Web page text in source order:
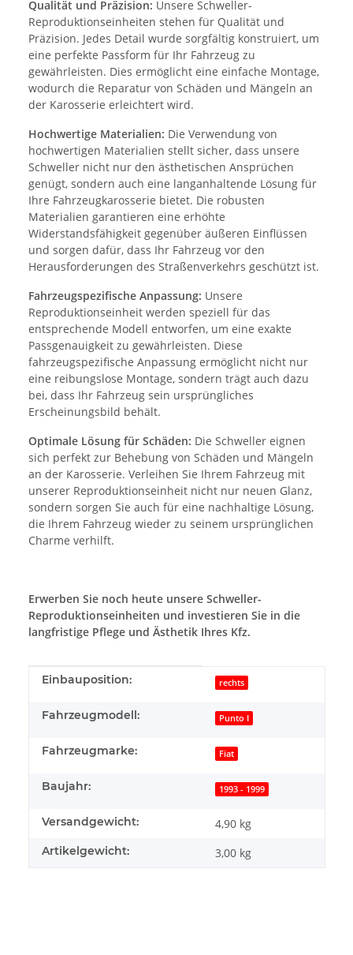
Qualität und Präzision: Unsere Schweller-
Reproduktionseinheiten stehen für Qualität und
Präzision. Jedes Detail wurde sorgfältig konstruiert, um
eine perfekte Passform für Ihr Fahrzeug zu
gewährleisten. Dies ermöglicht eine einfache Montage,
wodurch die Reparatur von Schäden und Mängeln an
der Karosserie erleichtert wird.
Hochwertige Materialien: Die Verwendung von
hochwertigen Materialien stellt sicher, dass unsere
Schweller nicht nur den ästhetischen Ansprüchen
genügt, sondern auch eine langanhaltende Lösung für
Ihre Fahrzeugkarosserie bietet. Die robusten
Materialien garantieren eine erhöhte
Widerstandsfähigkeit gegenüber äußeren Einflüssen
und sorgen dafür, dass Ihr Fahrzeug vor den
Herausforderungen des Straßenverkehrs geschützt ist.
Fahrzeugspezifische Anpassung: Unsere
Reproduktionseinheit werden speziell für das
entsprechende Modell entworfen, um eine exakte
Passgenauigkeit zu gewährleisten. Diese
fahrzeugspezifische Anpassung ermöglicht nicht nur
eine reibungslose Montage, sondern trägt auch dazu
bei, dass Ihr Fahrzeug sein ursprüngliches
Erscheinungsbild behält.
Optimale Lösung für Schäden: Die Schweller eignen
sich perfekt zur Behebung von Schäden und Mängeln
an der Karosserie. Verleihen Sie Ihrem Fahrzeug mit
unserer Reproduktionseinheit nicht nur neuen Glanz,
sondern sorgen Sie auch für eine nachhaltige Lösung,
die Ihrem Fahrzeug wieder zu seinem ursprünglichen
Charme verhilft.
Erwerben Sie noch heute unsere Schweller-
Reproduktionseinheiten und investieren Sie in die
langfristige Pflege und Ästhetik Ihres Kfz.
Produkteigenschaft
Wert
Einbauposition: rechts
Fahrzeugmodell: Punto I
Fahrzeugmarke: Fiat
Baujahr: 1993 - 1999
Versandgewicht: 4,90 kg
Artikelgewicht: 3,00 kg